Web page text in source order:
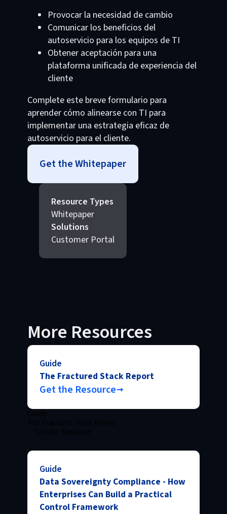
Provocar la necesidad de cambio
Comunicar los beneficios del
autoservicio para los equipos de TI
Obtener aceptación para una
plataforma unificada de experiencia del
cliente
Complete este breve formulario para
aprender cómo alinearse con TI para
implementar una estrategia eficaz de
autoservicio para el cliente.
Get the Whitepaper
Resource Types
Whitepaper
Solutions
Customer Portal
More Resources
Guide
The Fractured Stack Report
Get the Resource
Guide
Data Sovereignty Compliance - How
Enterprises Can Build a Practical
Control Framework